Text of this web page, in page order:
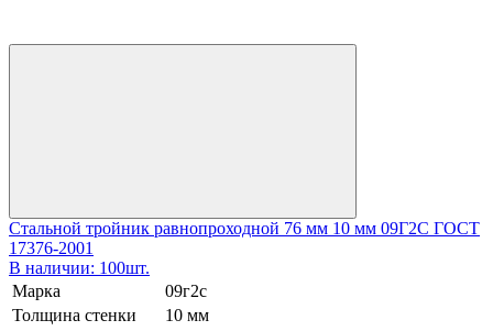
Стальной тройник равнопроходной 76 мм 10 мм 09Г2С ГОСТ
17376-2001
В наличии: 100шт.
Марка
09г2с
Толщина стенки
10 мм